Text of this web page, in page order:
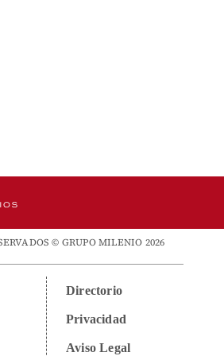
© GRUPO MILENIO 2026
Directorio
Privacidad
Aviso Legal